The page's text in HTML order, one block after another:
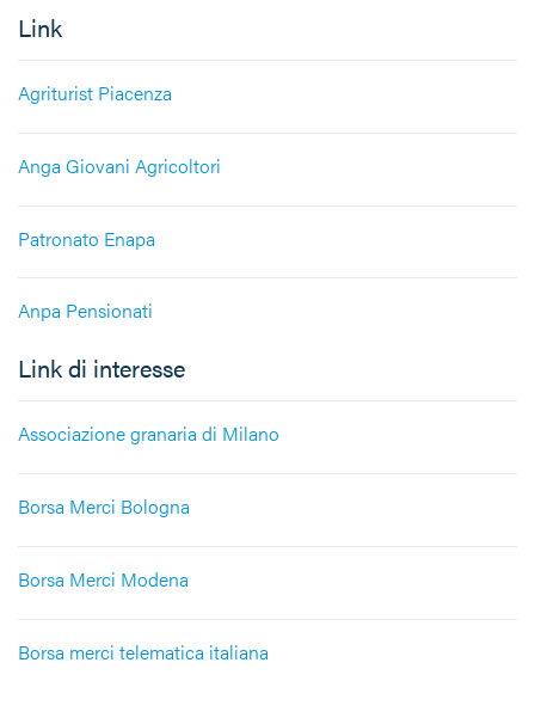
Link
Agriturist Piacenza
Anga Giovani Agricoltori
Patronato Enapa
Anpa Pensionati
Link di interesse
Associazione granaria di Milano
Borsa Merci Bologna
Borsa Merci Modena
Borsa merci telematica italiana